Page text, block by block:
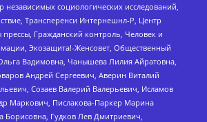
социологических исследований,
Трансперенси Интернешнл-Р, Центр
Гражданский контроль, Человек и
Экозащита!-Женсовет, Общественный
Вадимовна, Чанышева Лилия Айратовна,
Андрей Сергеевич, Аверин Виталий
Созаев Валерий Валерьевич, Исламов
Маркович, Пислакова-Паркер Марина
Борисовна, Гудков Лев Дмитриевич,